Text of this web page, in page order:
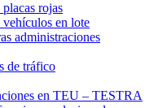
rojas
en lote
administraciones
de tráfico
en TEU – TESTRA